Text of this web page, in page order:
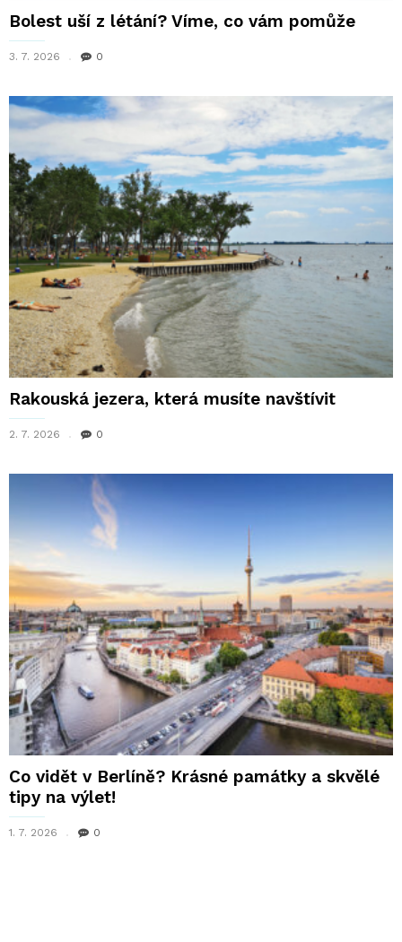
Bolest uší z létání? Víme, co vám pomůže
3. 7. 2026 0
Rakouská jezera, která musíte navštívit
2. 7. 2026 0
Co vidět v Berlíně? Krásné památky a skvělé
tipy na výlet!
1. 7. 2026 0